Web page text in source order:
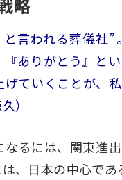
略
と言われる葬儀社
ありがとう』と
ていくことが、
）
るには、関東進
、日本の中心であ